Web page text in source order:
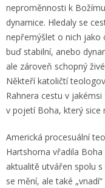
neproměnnosti k
dynamice. Hledaly se
nepřemýšlet o nich jako
buď stabilní, anebo
ale zároveň schopný
Někteří katoličtí
Rahnera cestu v
v pojetí Boha, který sice
Americká procesuální
Hartshorna vřadila
aktualitě utvářen spolu
se mění, ale také